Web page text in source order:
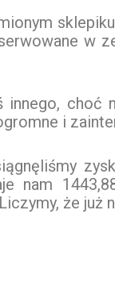
w
i
nam
że już